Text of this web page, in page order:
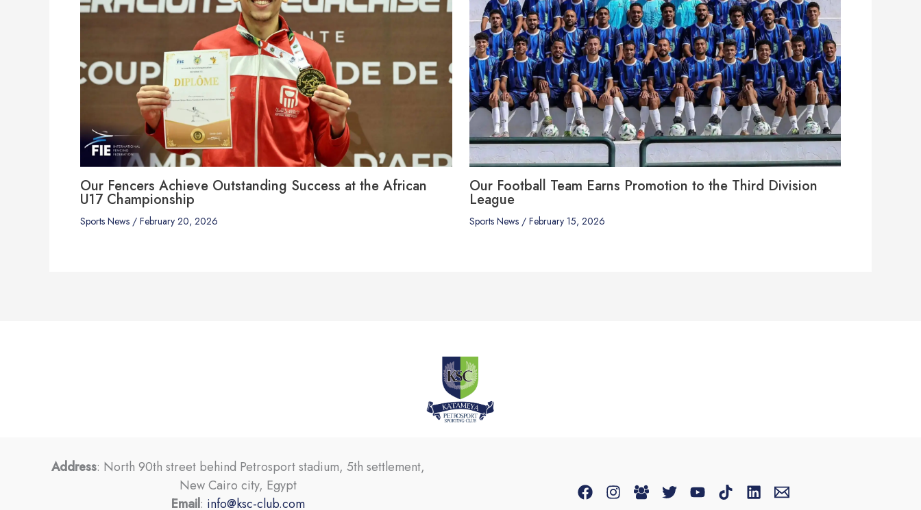
Our Fencers Achieve Outstanding Success at the African
U17 Championship
Sports News / February 20, 2026
Our Football Team Earns Promotion to the Third Division
League
Sports News/ February 15, 2026
Address: North 90th street behind Petrosport stadium, 5th settlement,
New Cairo city, Egypt
Email: info@ksc-club.com